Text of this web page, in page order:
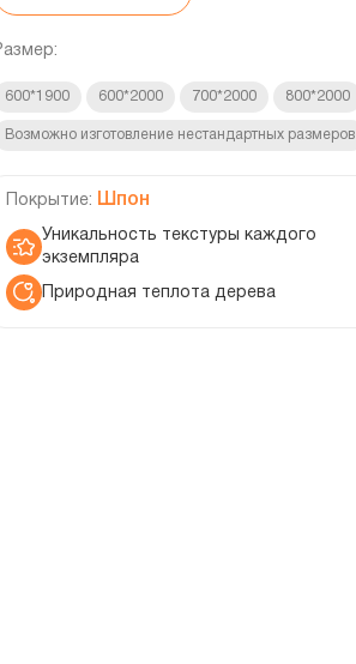
600*1900 600*2000 700*2000 800*2000
Возможно изготовление нестандартных размеров
Покрытие: Шпон
Уникальность текстуры каждого
экземпляра
Природная теплота дерева